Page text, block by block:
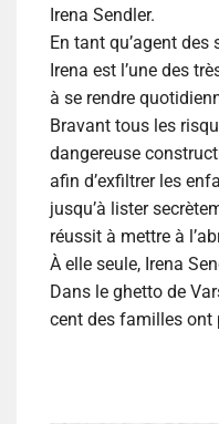
Irena Sendler.
En tant qu’agent
Irena est l’une des
à se rendre
Bravant tous les
dangereuse
afin d’exfiltrer les
jusqu’à lister
réussit à mettre à
À elle seule, Irena
Dans le ghetto de
cent des familles ont